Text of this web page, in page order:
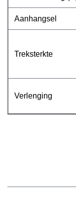
Aanhangsel
Treksterkte
Verlenging